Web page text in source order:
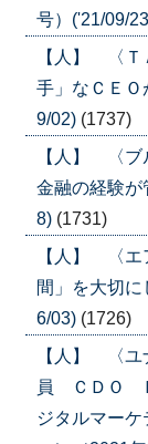
号）('21/09/
【人】 〈Ｔ
手」なＣＥＯ
9/02) (1737)
【人】 〈ブ
金融の経験が
8) (1731)
【人】 〈エ
間」を大切
6/03) (1726)
【人】 〈
員 ＣＤＯ
ジタルマー